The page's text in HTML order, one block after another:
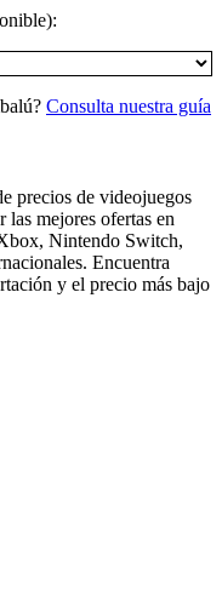
Consulta nuestra guía
precios de videojuegos
las mejores ofertas en
Nintendo Switch,
Encuentra
y el precio más bajo